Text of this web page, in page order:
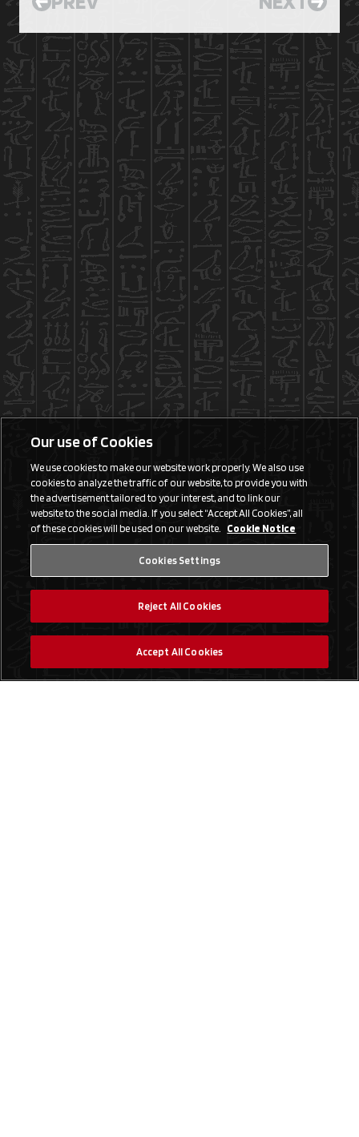
Our use of Cookies
We use cookies to make our website work properly. We also use
cookies to analyze the traffic of our website, to provide you with
the advertisement tailored to your interest, and to link our
website to the social media. If you select “Accept All Cookies”, all
of these cookies will be used on our website. Cookie Notice
Cookies Settings
Reject All Cookies
Accept All Cookies